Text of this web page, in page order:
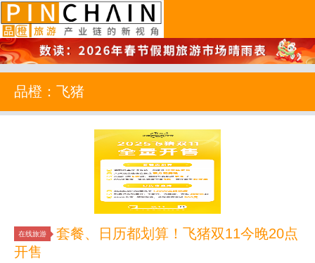
品橙旅游
品橙：飞猪
在线旅游
套餐、日历都划算！飞猪双11今晚20点
开售